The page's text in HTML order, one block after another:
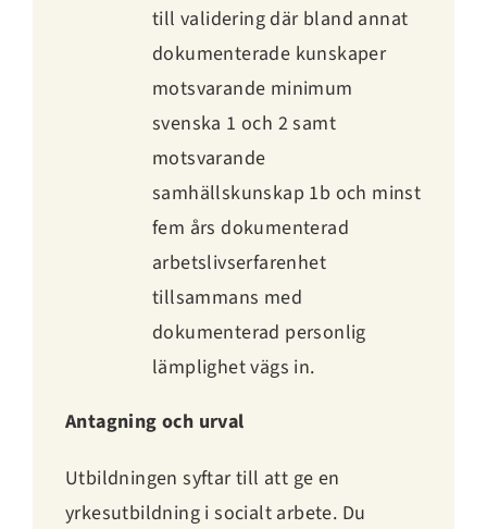
till validering där bland annat
dokumenterade kunskaper
motsvarande minimum
svenska 1 och 2 samt
motsvarande
samhällskunskap 1b och minst
fem års dokumenterad
arbetslivserfarenhet
tillsammans med
dokumenterad personlig
lämplighet vägs in.
Antagning och urval
Utbildningen syftar till att ge en
yrkesutbildning i socialt arbete. Du